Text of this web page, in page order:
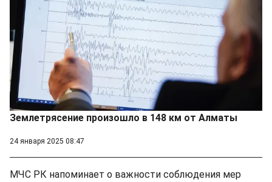
Землетрясение произошло в 148 км от Алматы
24 января 2025 08:47
МЧС РК напоминает о важности соблюдения мер